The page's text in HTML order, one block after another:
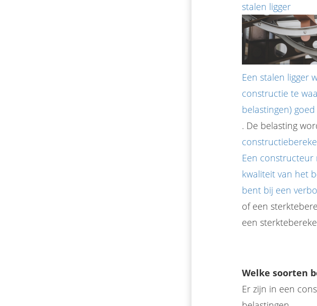
stalen ligger
Een stalen ligger
constructie te
belastingen)
. De belasting
Een constructeur
kwaliteit van het
bent bij een
of een
een
Welke soorten
Er zijn in een